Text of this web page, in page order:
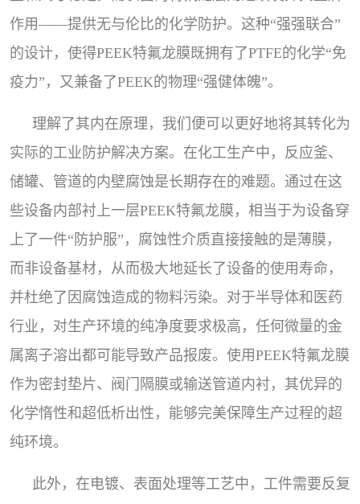
作用——提供无与伦比的化学防护。这种“强强联合”
的设计，使得PEEK特氟龙膜既拥有了PTFE的化学“免
疫力”，又兼备了PEEK的物理“强健体魄”。
理解了其内在原理，我们便可以更好地将其转化为
实际的工业防护解决方案。在化工生产中，反应釜、
储罐、管道的内壁腐蚀是长期存在的难题。通过在这
些设备内部衬上一层PEEK特氟龙膜，相当于为设备穿
上了一件“防护服”，腐蚀性介质直接接触的是薄膜，
而非设备基材，从而极大地延长了设备的使用寿命，
并杜绝了因腐蚀造成的物料污染。对于半导体和医药
行业，对生产环境的纯净度要求极高，任何微量的金
属离子溶出都可能导致产品报废。使用PEEK特氟龙膜
作为密封垫片、阀门隔膜或输送管道内衬，其优异的
化学惰性和超低析出性，能够完美保障生产过程的超
纯环境。
此外，在电镀、表面处理等工艺中，工件需要反复